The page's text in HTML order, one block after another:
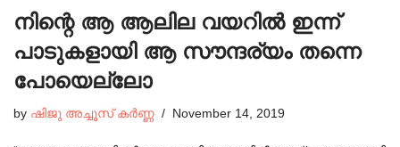
നിന്റെ ആ ആലില വയറിൽ ഇന്ന്
പാടുകളായി ആ സൗന്ദര്യം തന്നെ
പോയെല്ലോ
by ഷിജു അച്ചൂസ് കർണ്ണ November 14, 2019